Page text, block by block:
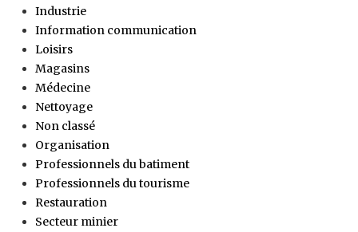
Industrie
Information communication
Loisirs
Magasins
Médecine
Nettoyage
Non classé
Organisation
Professionnels du batiment
Professionnels du tourisme
Restauration
Secteur minier